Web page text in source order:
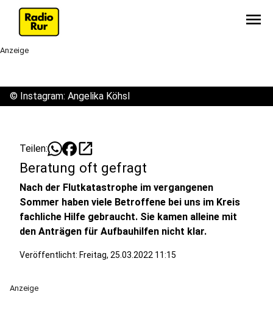
menu
Anzeige
© Instagram: Angelika Köhsl
Teilen: open_in_new
Beratung oft gefragt
Nach der Flutkatastrophe im vergangenen
Sommer haben viele Betroffene bei uns im Kreis
fachliche Hilfe gebraucht. Sie kamen alleine mit
den Anträgen für Aufbauhilfen nicht klar.
Veröffentlicht: Freitag, 25.03.2022 11:15
Anzeige